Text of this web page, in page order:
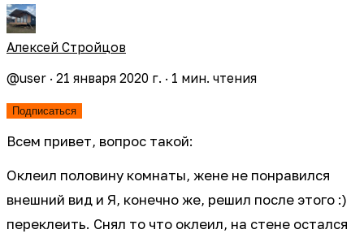
Алексей Стройцов
@user · 21 января 2020 г. · 1 мин. чтения
Подписаться
Всем привет, вопрос такой:
Оклеил половину комнаты, жене не понравился
внешний вид и Я, конечно же, решил после этого :)
переклеить. Снял то что оклеил, на стене остался